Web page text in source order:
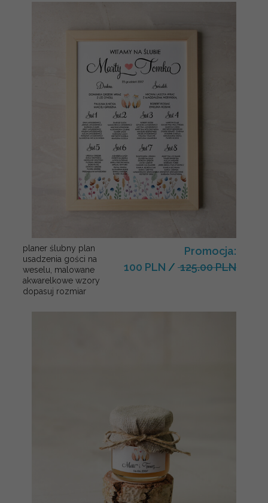
planer ślubny plan
usadzenia gości na
weselu, malowane
akwarelkowe wzory
dopasuj rozmiar
Promocja:
100 PLN / 125.00 PLN